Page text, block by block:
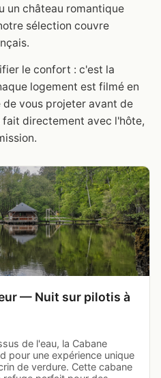
un château romantique
sélection couvre
le confort : c'est la
logement est filmé en
vous projeter avant de
fait directement avec l'hôte,
— Nuit sur pilotis à
de l'eau, la Cabane
pour une expérience unique
de verdure. Cette cabane